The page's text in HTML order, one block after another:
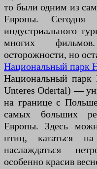
то были одним из
Европы. Сегодня
индустриального
многих
осторожности, но
Национальный парк
Национальный
Unteres Odertal) —
на границе с
самых больших
Европы. Здесь
птиц, кататься
наслаждаться
особенно красив